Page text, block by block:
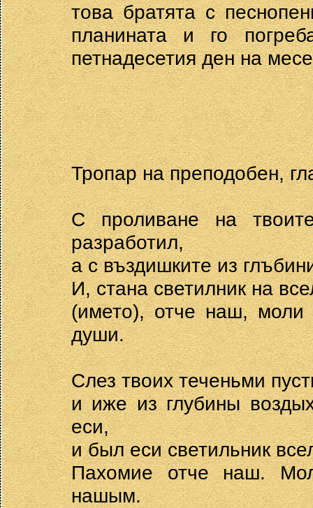
това братята с
планината и го
петнадесетия ден на
Тропар на преподобен,
С проливане на
разработил,
а с въздишките из
И, стана светилник на
(името), отче наш, моли
души.
Слез твоих теченьми
и иже из глубины
еси,
и был еси светильник
Пахомие отче наш.
нашым.